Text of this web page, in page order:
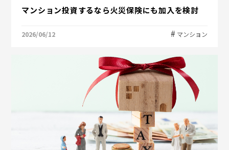
マンション投資するなら火災保険にも加入を検討
2026/06/12 マンション